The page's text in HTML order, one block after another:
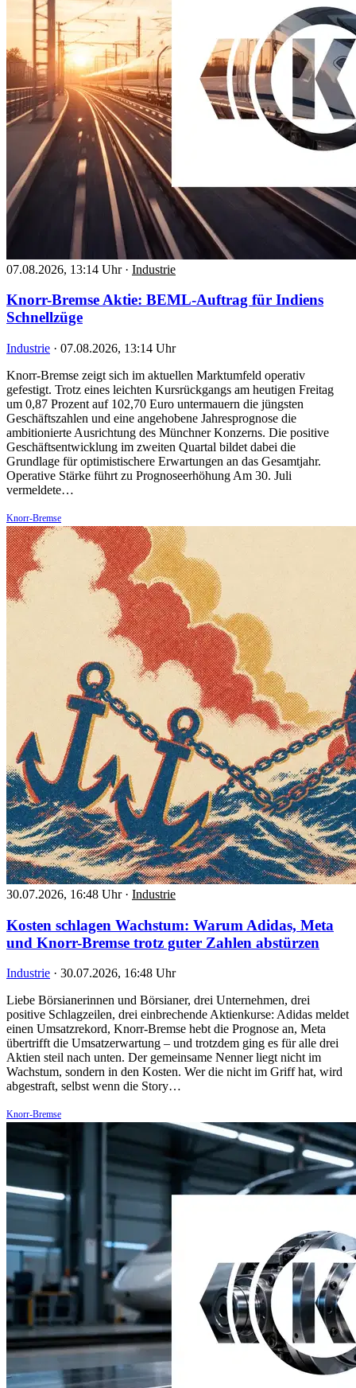
07.08.2026, 13:14 Uhr · Industrie
Knorr-Bremse Aktie: BEML-Auftrag für Indiens
Schnellzüge
Industrie · 07.08.2026, 13:14 Uhr
Knorr-Bremse zeigt sich im aktuellen Marktumfeld operativ
gefestigt. Trotz eines leichten Kursrückgangs am heutigen Freitag
um 0,87 Prozent auf 102,70 Euro untermauern die jüngsten
Geschäftszahlen und eine angehobene Jahresprognose die
ambitionierte Ausrichtung des Münchner Konzerns. Die positive
Geschäftsentwicklung im zweiten Quartal bildet dabei die
Grundlage für optimistischere Erwartungen an das Gesamtjahr.
Operative Stärke führt zu Prognoseerhöhung Am 30. Juli
vermeldete…
Knorr-Bremse
30.07.2026, 16:48 Uhr · Industrie
Kosten schlagen Wachstum: Warum Adidas, Meta
und Knorr-Bremse trotz guter Zahlen abstürzen
Industrie · 30.07.2026, 16:48 Uhr
Liebe Börsianerinnen und Börsianer, drei Unternehmen, drei
positive Schlagzeilen, drei einbrechende Aktienkurse: Adidas meldet
einen Umsatzrekord, Knorr-Bremse hebt die Prognose an, Meta
übertrifft die Umsatzerwartung – und trotzdem ging es für alle drei
Aktien steil nach unten. Der gemeinsame Nenner liegt nicht im
Wachstum, sondern in den Kosten. Wer die nicht im Griff hat, wird
abgestraft, selbst wenn die Story…
Knorr-Bremse